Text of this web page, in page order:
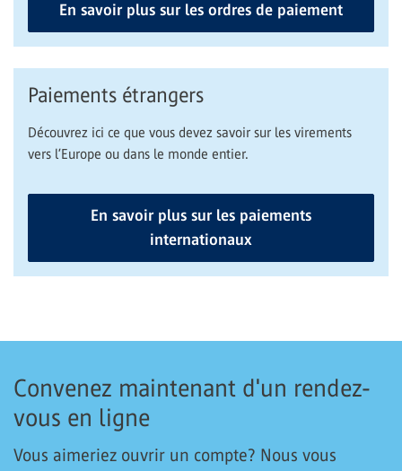
En savoir plus sur les ordres de paiement
Paiements étrangers
Découvrez ici ce que vous devez savoir sur les virements
vers l’Europe ou dans le monde entier.
En savoir plus sur les paiements
internationaux
Convenez maintenant d'un rendez-
vous en ligne
Vous aimeriez ouvrir un compte? Nous vous